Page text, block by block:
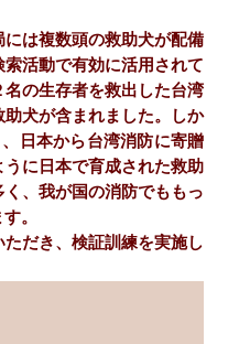
は複数頭の救助⽝が配備
活動で有効に活⽤されて
の⽣存者を救出した台湾
⽝が含まれました。しか
⽇本から台湾消防に寄贈
に⽇本で育成された救助
、我が国の消防でももっ
。
だき、検証訓練を実施し